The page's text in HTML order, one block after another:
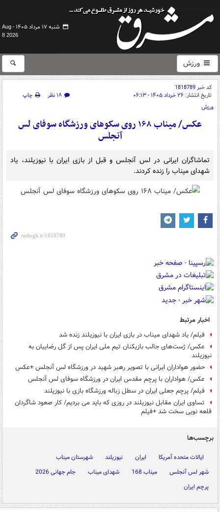
شنبه ۱۷ مرداد ۱۴۰۵ -
Aug
8 2026
ورزش
کد خبر1818789
تاریخ انتشار: ۲۶ خرداد ۱۴۰۵ - ۰۶:۱۳ ۱۸ نظر
چاپ
ورزش
عکس/ میناب ۱۶۸ روی سکوهای ورزشگاه سوفای لس
آنجلس
تماشاگران ایرانی در لس آنجلس و قبل از بازی ایران با نیوزیلند، یاد
شهدای میناب را زنده کردند.
اخبار مرتبط
فیلم/ یاد شهدای میناب در بازی ایران با نیوزیلند زنده شد
عکس/ ژست‌های جالب بازیکنان تیم ملی ایران پس از گل رضاییان به
نیوزیلند
حضور هواداران ایرانی با تصویر رهبر شهید در ورزشگاه لس آنجلس +عکس
عکس/ هواداران با پرچم مقدس ایران در ورزشگاه سوفای لس آنجلس
فیلم/ پرچم جعلی ایران در سطل زباله ورزشگاه بازی با نیوزیلند
تساوی ایران مقابل نیوزیلند در روزی که باید می بردیم/ کار صعود شاگردان
قلعه نویی سخت شد +فیلم
برچسب‌ها
ایالات متحده آمریکا ایران نیوزیلند
شهرستان میناب
شهر لس آنجلس
میناب 168 شهدای میناب
جام جهانی 2026
پرچم ایران